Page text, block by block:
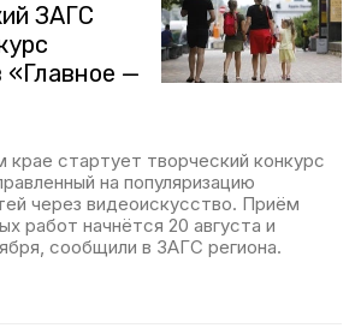
ЗАГС
«Главное —
крае стартует творческий конкурс
на популяризацию
через видеоискусство. Приём
работ начнётся 20 августа и
сообщили в ЗАГС региона.